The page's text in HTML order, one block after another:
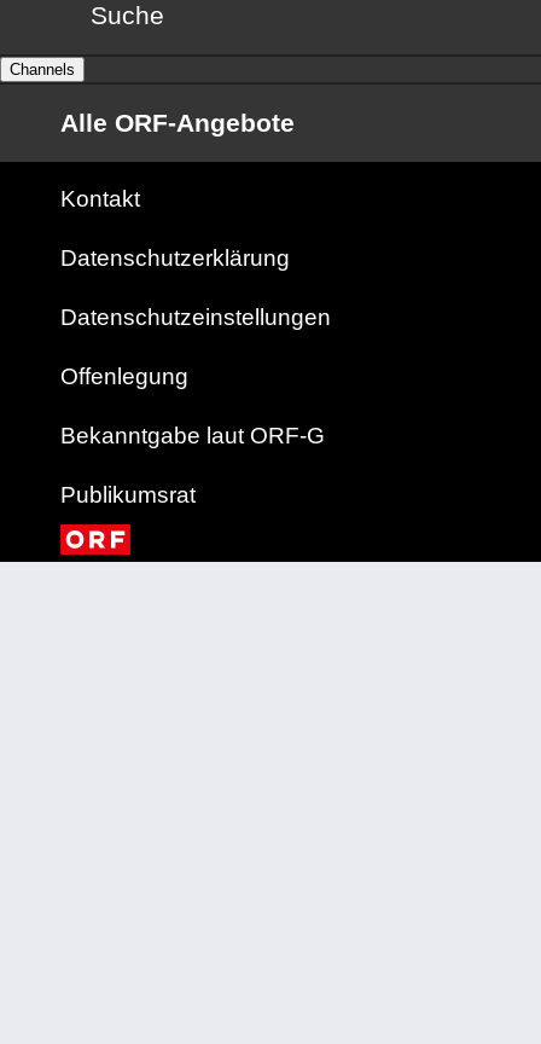
Suche
Channels
Alle ORF-Angebote
Kontakt
Datenschutzerklärung
Datenschutzeinstellungen
Offenlegung
Bekanntgabe laut ORF-G
Publikumsrat